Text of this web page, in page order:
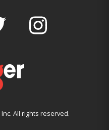
All rights reserved.